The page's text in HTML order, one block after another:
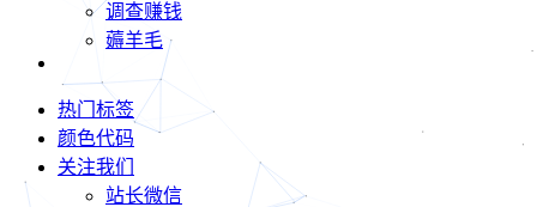
调查赚钱
薅羊毛
热门标签
颜色代码
关注我们
站长微信